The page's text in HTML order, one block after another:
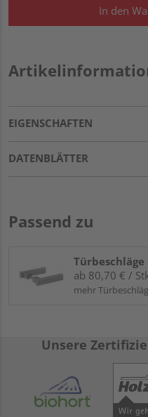
In den
EIGENSCHAFTEN
DATENBLÄTTER
Passend zu
Türbeschläge
ab 80,70 € /
mehr
Unsere